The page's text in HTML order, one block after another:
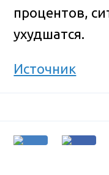
процентов,
ухудшатся.
Источник